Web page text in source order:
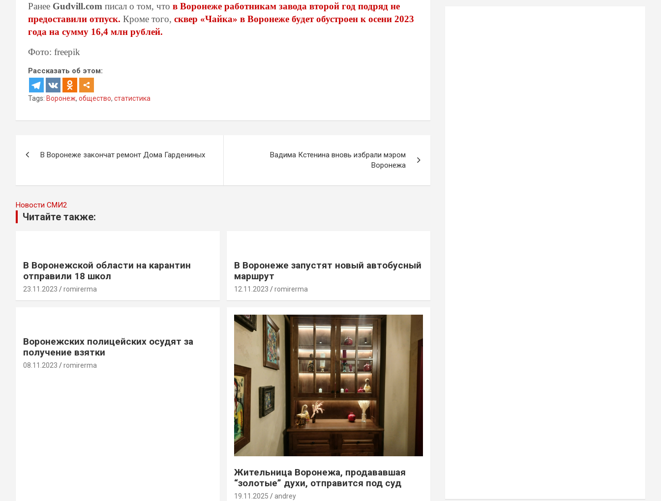
Ранее Gudvill.com писал о том, что в Воронеже работникам завода второй год подряд не
предоставили отпуск. Кроме того, сквер «Чайка» в Воронеже будет обустроен к осени 2023
года на сумму 16,4 млн рублей.
Фото: freepik
Рассказать об этом:
Tags: Воронеж, общество, статистика
записям
В Воронеже закончат ремонт Дома Гардениных
Вадима Кстенина вновь избрали мэром
Воронежа
Новости СМИ2
Читайте также:
В Воронежской области на карантин
отправили 18 школ
23.11.2023 romirerma
В Воронеже запустят новый автобусный
маршрут
12.11.2023 romirerma
Воронежских полицейских осудят за
получение взятки
08.11.2023 romirerma
Жительница Воронежа, продававшая
“золотые” духи, отправится под суд
19.11.2025 andrey